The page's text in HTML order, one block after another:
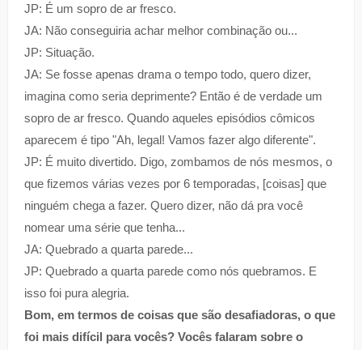
JP: É um sopro de ar fresco.
JA: Não conseguiria achar melhor combinação ou...
JP: Situação.
JA: Se fosse apenas drama o tempo todo, quero dizer,
imagina como seria deprimente? Então é de verdade um
sopro de ar fresco. Quando aqueles episódios cômicos
aparecem é tipo "Ah, legal! Vamos fazer algo diferente".
JP: É muito divertido. Digo, zombamos de nós mesmos, o
que fizemos várias vezes por 6 temporadas, [coisas] que
ninguém chega a fazer. Quero dizer, não dá pra você
nomear uma série que tenha...
JA: Quebrado a quarta parede...
JP: Quebrado a quarta parede como nós quebramos. E
isso foi pura alegria.
Bom, em termos de coisas que são desafiadoras, o que
foi mais difícil para vocês? Vocês falaram sobre o